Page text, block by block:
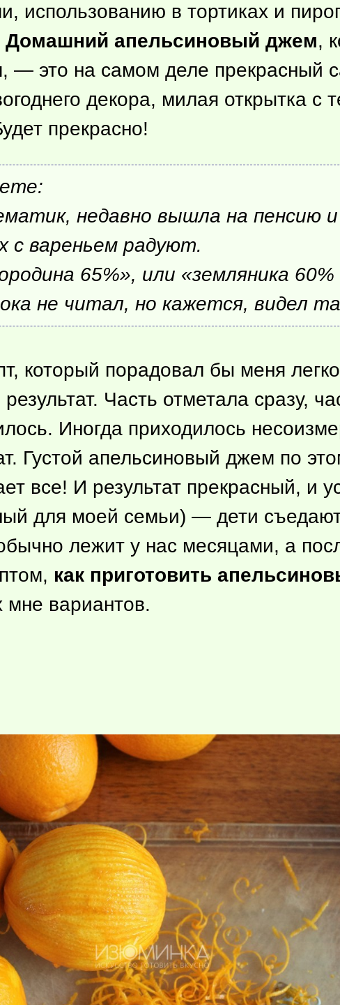
использованию в тортиках и
Домашний апельсиновый джем,
— это на самом деле прекрасный
декора, милая открытка
прекрасно!
недавно вышла на пенсию и
с вареньем радуют.
65%», или «земляника
не читал, но кажется, видел
который порадовал бы меня
Часть отметала сразу,
Иногда приходилось
Густой апельсиновый джем по
все! И результат прекрасный, и
для моей семьи) — дети
лежит у нас месяцами, а
как приготовить
мне вариантов.